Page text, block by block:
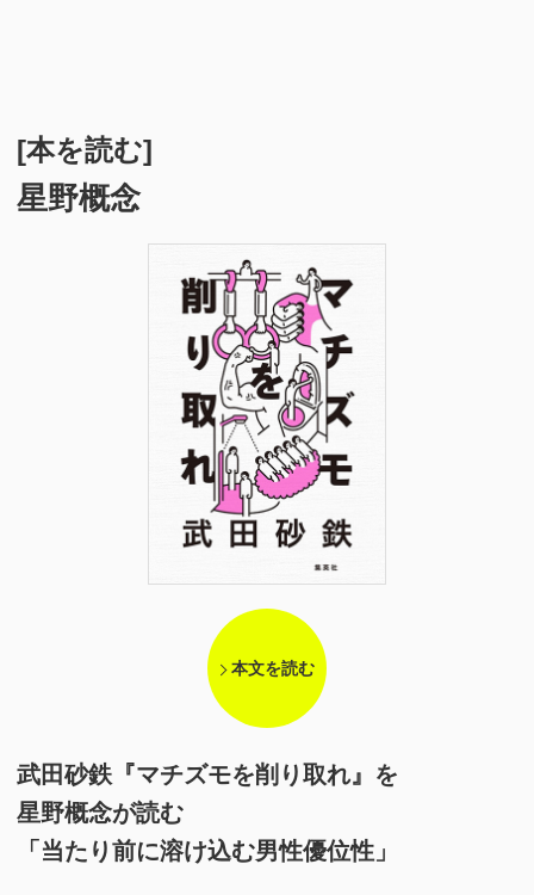
[本を読む]
星野概念
本文を読む
武田砂鉄『マチズモを削り取れ』を
星野概念が読む
「当たり前に溶け込む男性優位性」